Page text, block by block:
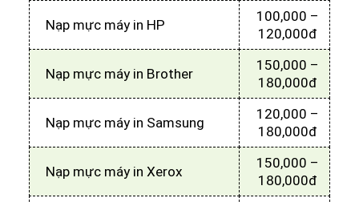
Nạp mực máy in HP
100,000 –
120,000đ
Nạp mực máy in Brother
150,000 –
180,000đ
Nạp mực máy in Samsung
120,000 –
180,000đ
Nạp mực máy in Xerox
150,000 –
180,000đ